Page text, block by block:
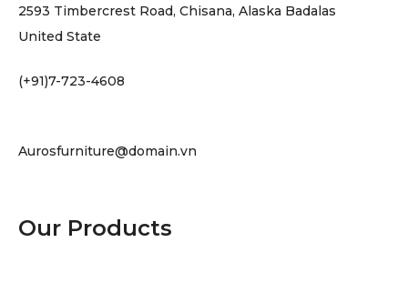
2593 Timbercrest Road, Chisana, Alaska Badalas
United State
(+91)7-723-4608
Aurosfurniture@domain.vn
Our Products